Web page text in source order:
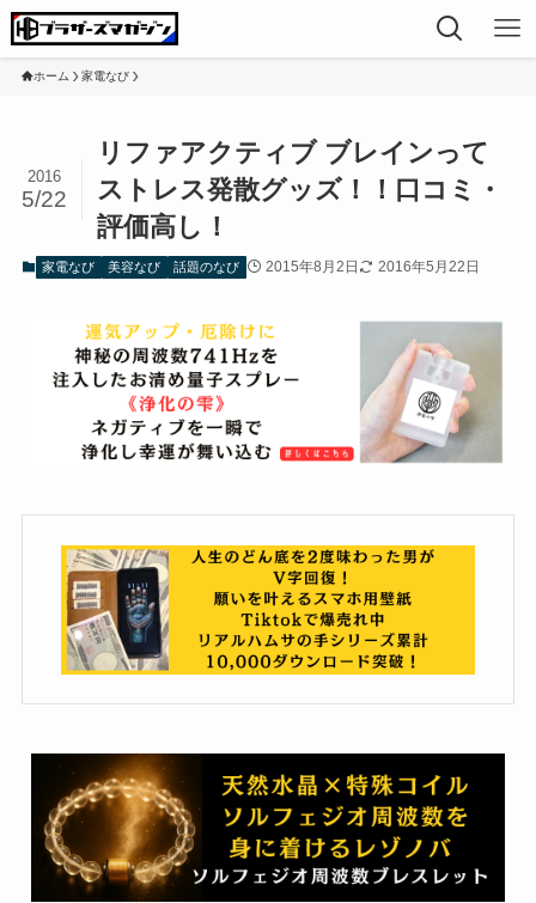
ホーム 家電なび
リファアクティブ ブレインって
ストレス発散グッズ！！口コミ・
評価高し！
2016
5/22
家電なび 美容なび 話題のなび 2015年8月2日 2016年5月22日